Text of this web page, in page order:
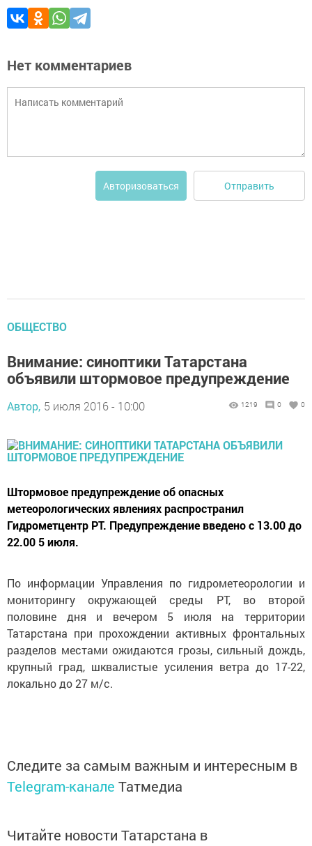
Нет комментариев
Авторизоваться Отправить
ОБЩЕСТВО
Внимание: синоптики Татарстана
объявили штормовое предупреждение
Автор, 5 июля 2016 - 10:00 1219 0 0
Штормовое предупреждение об опасных
метеорологических явлениях распространил
Гидрометцентр РТ. Предупреждение введено с 13.00 до
22.00 5 июля.
По информации Управления по гидрометеорологии и
мониторингу окружающей среды РТ, во второй
половине дня и вечером 5 июля на территории
Татарстана при прохождении активных фронтальных
разделов местами ожидаются грозы, сильный дождь,
крупный град, шквалистые усиления ветра до 17-22,
локально до 27 м/с.
Следите за самым важным и интересным в
Telegram-канале Татмедиа
Читайте новости Татарстана в